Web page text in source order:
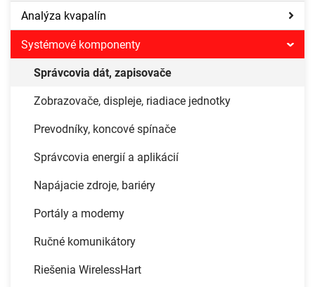
Analýza kvapalín
Systémové komponenty
Správcovia dát, zapisovače
Zobrazovače, displeje, riadiace jednotky
Prevodníky, koncové spínače
Správcovia energií a aplikácií
Napájacie zdroje, bariéry
Portály a modemy
Ručné komunikátory
Riešenia WirelessHart